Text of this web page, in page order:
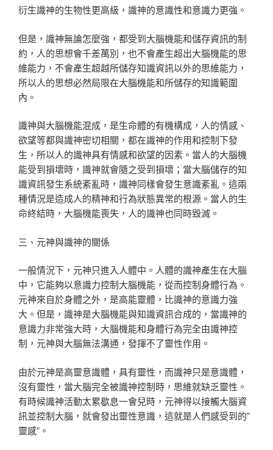
衍生識神的生物性更高級，識神的意識性和意識力更強。
但是，識神無論怎麼強，都受到大腦機能和儲存資訊的制
約，人的思想會千差萬別，也不會產生超出大腦機能的思
維能力，不會產生超越所儲存知識資訊以外的思維能力，
所以人的思想必然局限在大腦機能和所儲存的知識範圍
內。
識神與大腦機能混成，是生命體的有機構成，人的情感、
欲望等都與識神密切相關，都在識神的作用和控制下發
生，所以人的識神具有情感和欲望的因素。當人的大腦機
能受到損壞時，識神就會隨之受到損壞；當大腦儲存的知
識資訊發生系統紊亂時，識神同樣會發生意識紊亂。這兩
種情況是造成人的精神和行為狀態異常的根源。當人的生
命終結時，大腦機能喪失，人的識神也同時毀滅。
三、元神與識神的關係
一般情況下，元神只進入人體中。人體的識神產生在大腦
中，它能夠以意識力控制大腦機能，從而控制身體行為。
元神來自於身體之外，是高能靈體，比識神的意識力強
大。但是，識神是大腦機能與知識資訊合成的，當識神的
意識力非常強大時，大腦機能和身體行為完全由識神控
制，元神與大腦無法溝通，發揮不了靈性作用。
由於元神是高靈意識體，具有靈性，而識神只是意識體，
沒有靈性，當大腦完全被識神控制時，思維就缺乏靈性。
有時候識神活動太累歇息一會兒時，元神得以接觸大腦資
訊並控制大腦，就會發出靈性意識，這就是人們感受到的”
靈感”。